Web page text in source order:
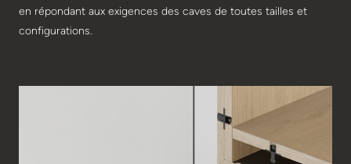
en répondant aux exigences des caves de toutes tailles et
configurations.